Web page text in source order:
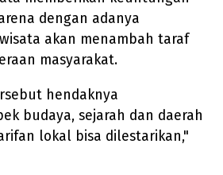
dengan adanya
akan menambah taraf
masyarakat.
hendaknya
budaya, sejarah dan daerah
lokal bisa dilestarikan,"